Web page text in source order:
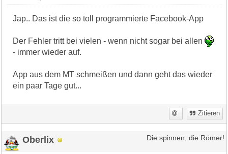
Jap.. Das ist die so toll programmierte Facebook-App
Der Fehler tritt bei vielen - wenn nicht sogar bei allen
- immer wieder auf.
App aus dem MT schmeißen und dann geht das wieder
ein paar Tage gut...
Zitieren
Oberlix Die spinnen, die Römer!